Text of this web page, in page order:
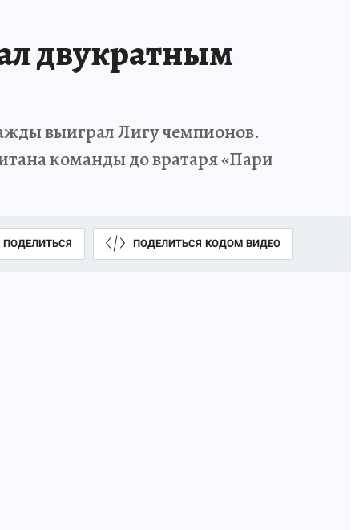
двукратным
выиграл Лигу чемпионов.
команды до вратаря «Пари
ПОДЕЛИТЬСЯ ПОДЕЛИТЬСЯ КОДОМ ВИДЕО